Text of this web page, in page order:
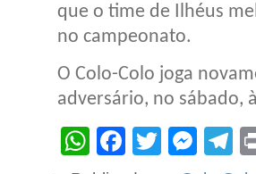
que o time de Ilhéus
no campeonato.
O Colo-Colo joga
adversário, no sábado,
WhatsApp
Facebook
Twitter